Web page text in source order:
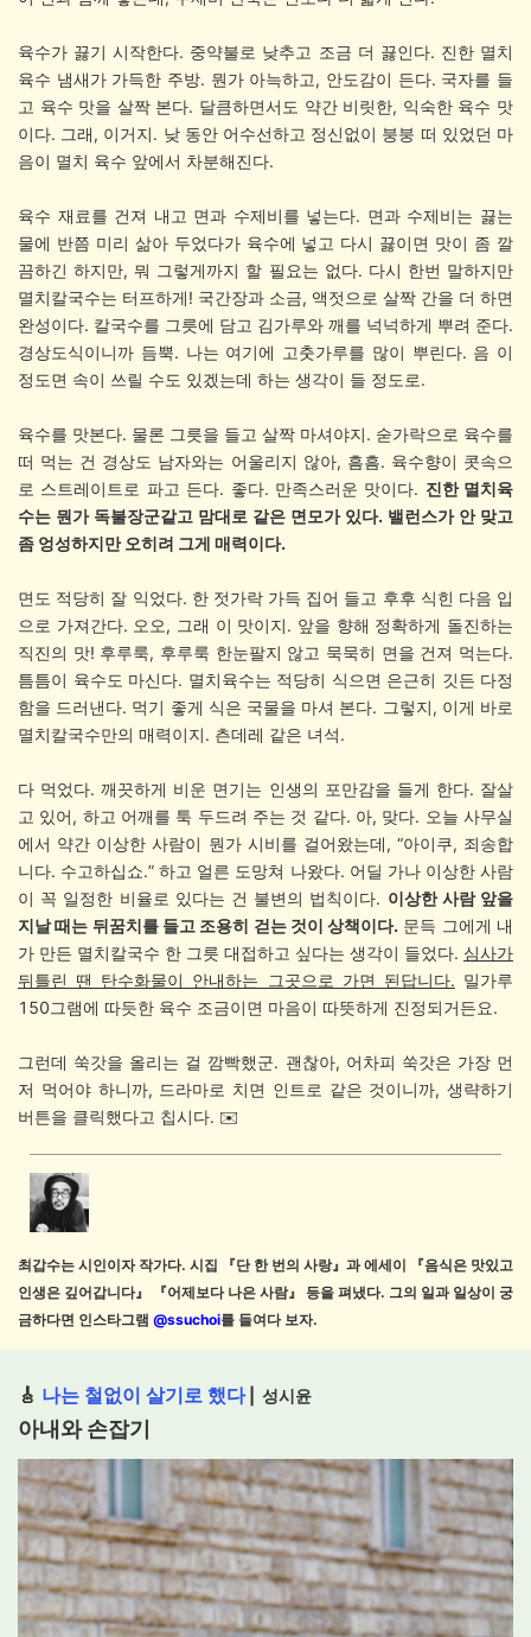
육수가 끓기 시작한다. 중약불로 낮추고 조금 더 끓인다. 진한 멸치
육수 냄새가 가득한 주방. 뭔가 아늑하고, 안도감이 든다. 국자를 들
고 육수 맛을 살짝 본다. 달큼하면서도 약간 비릿한, 익숙한 육수 맛
이다. 그래, 이거지. 낮 동안 어수선하고 정신없이 붕붕 떠 있었던 마
음이 멸치 육수 앞에서 차분해진다.
육수 재료를 건져 내고 면과 수제비를 넣는다. 면과 수제비는 끓는
물에 반쯤 미리 삶아 두었다가 육수에 넣고 다시 끓이면 맛이 좀 깔
끔하긴 하지만, 뭐 그렇게까지 할 필요는 없다. 다시 한번 말하지만
멸치칼국수는 터프하게! 국간장과 소금, 액젓으로 살짝 간을 더 하면
완성이다. 칼국수를 그릇에 담고 김가루와 깨를 넉넉하게 뿌려 준다.
경상도식이니까 듬뿍. 나는 여기에 고춧가루를 많이 뿌린다. 음 이
정도면 속이 쓰릴 수도 있겠는데 하는 생각이 들 정도로.
육수를 맛본다. 물론 그릇을 들고 살짝 마셔야지. 숟가락으로 육수를
떠 먹는 건 경상도 남자와는 어울리지 않아, 흠흠. 육수향이 콧속으
로 스트레이트로 파고 든다. 좋다. 만족스러운 맛이다. 진한 멸치육
수는 뭔가 독불장군같고 맘대로 같은 면모가 있다. 밸런스가 안 맞고
좀 엉성하지만 오히려 그게 매력이다.
면도 적당히 잘 익었다. 한 젓가락 가득 집어 들고 후후 식힌 다음 입
으로 가져간다. 오오, 그래 이 맛이지. 앞을 향해 정확하게 돌진하는
직진의 맛! 후루룩, 후루룩 한눈팔지 않고 묵묵히 면을 건져 먹는다.
틈틈이 육수도 마신다. 멸치육수는 적당히 식으면 은근히 깃든 다정
함을 드러낸다. 먹기 좋게 식은 국물을 마셔 본다. 그렇지, 이게 바로
멸치칼국수만의 매력이지. 츤데레 같은 녀석.
다 먹었다. 깨끗하게 비운 면기는 인생의 포만감을 들게 한다. 잘살
고 있어, 하고 어깨를 툭 두드려 주는 것 같다. 아, 맞다. 오늘 사무실
에서 약간 이상한 사람이 뭔가 시비를 걸어왔는데, “아이쿠, 죄송합
니다. 수고하십쇼.” 하고 얼른 도망쳐 나왔다. 어딜 가나 이상한 사람
이 꼭 일정한 비율로 있다는 건 불변의 법칙이다. 이상한 사람 앞을
지날 때는 뒤꿈치를 들고 조용히 걷는 것이 상책이다. 문득 그에게 내
가 만든 멸치칼국수 한 그릇 대접하고 싶다는 생각이 들었다. 심사가
뒤틀린 땐 탄수화물이 안내하는 그곳으로 가면 된답니다. 밀가루
150그램에 따듯한 육수 조금이면 마음이 따뜻하게 진정되거든요.
그런데 쑥갓을 올리는 걸 깜빡했군. 괜찮아, 어차피 쑥갓은 가장 먼
저 먹어야 하니까, 드라마로 치면 인트로 같은 것이니까, 생략하기
버튼을 클릭했다고 칩시다. ✉️
최갑수는 시인이자 작가다. 시집
『단 한 번의 사랑』과 에세이 『음식은 맛있고
인생은 깊어갑니다』 『어제보다 나은 사람』 등을 펴냈다. 그의 일과 일상이 궁
금하다면 인스타그램 @ssuchoi를 들여다 보자.
🎸 나는 철없이 살기로 했다| 성시윤
아내와 손잡기